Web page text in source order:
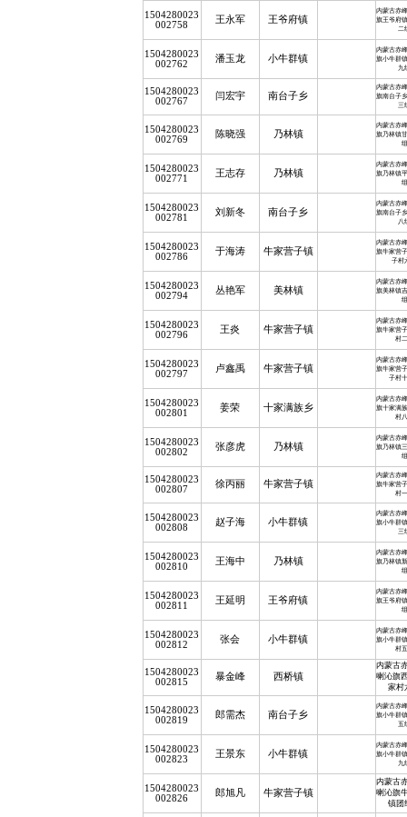
1504280023
002758
王永军 王爷府镇
内蒙古赤
旗王爷府
二
1504280023
002762
潘玉龙 小牛群镇
内蒙古赤
旗小牛群
九
1504280023
002767
闫宏宇 南台子乡
内蒙古赤
旗南台子
三
1504280023
002769
陈晓强 乃林镇
内蒙古赤
旗乃林镇
组
1504280023
002771
王志存 乃林镇
内蒙古赤
旗乃林镇
组
1504280023
002781
刘新冬 南台子乡
内蒙古赤
旗南台子
八
1504280023
002786
于海涛 牛家营子镇
内蒙古赤
旗牛家营
子村
1504280023
002794
丛艳军 美林镇
内蒙古赤
旗美林镇
组
1504280023
002796
王炎 牛家营子镇
内蒙古赤
旗牛家营
村
1504280023
002797
卢鑫禹 牛家营子镇
内蒙古赤
旗牛家营
子村
1504280023
002801
姜荣 十家满族乡
内蒙古赤
旗十家满
村
1504280023
002802
张彦虎 乃林镇
内蒙古赤
旗乃林镇
组
1504280023
002807
徐丙丽 牛家营子镇
内蒙古赤
旗牛家营
村
1504280023
002808
赵子海 小牛群镇
内蒙古赤
旗小牛群
三
1504280023
002810
王海中 乃林镇
内蒙古赤
旗乃林镇
组
1504280023
002811
王延明 王爷府镇
内蒙古赤
旗王爷府
组
1504280023
002812
张会 小牛群镇
内蒙古赤
旗小牛群
村
1504280023
002815
暴金峰 西桥镇
内蒙古
喇沁旗
家村
1504280023
002819
郎需杰 南台子乡
内蒙古赤
旗小牛群
五
1504280023
002823
王景东 小牛群镇
内蒙古赤
旗小牛群
九
1504280023
002826
郎旭凡 牛家营子镇
内蒙古
喇沁旗
镇团